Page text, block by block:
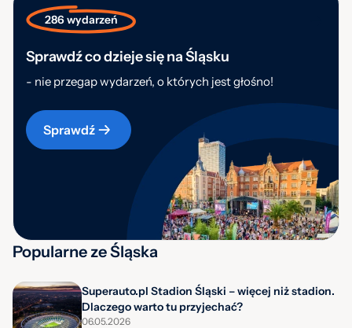
286 wydarzeń
Sprawdź co dzieje się na Śląsku
- nie przegap wydarzeń, o których jest głośno!
Sprawdź
Popularne ze Śląska
Superauto.pl Stadion Śląski – więcej niż stadion.
Dlaczego warto tu przyjechać?
06.05.2026